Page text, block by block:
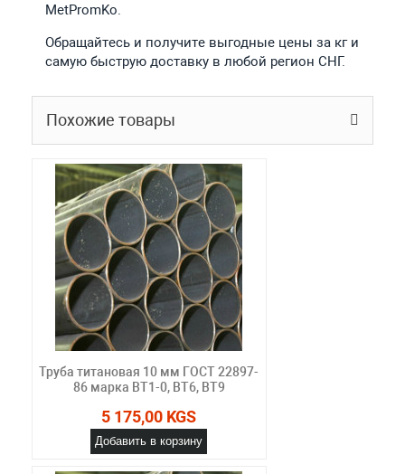
MetPromKo.
Обращайтесь и получите выгодные цены за кг и
самую быструю доставку в любой регион СНГ.
Похожие товары
Труба титановая 10 мм ГОСТ 22897-
86 марка ВТ1-0, ВТ6, ВТ9
5 175,00 KGS
Добавить в корзину